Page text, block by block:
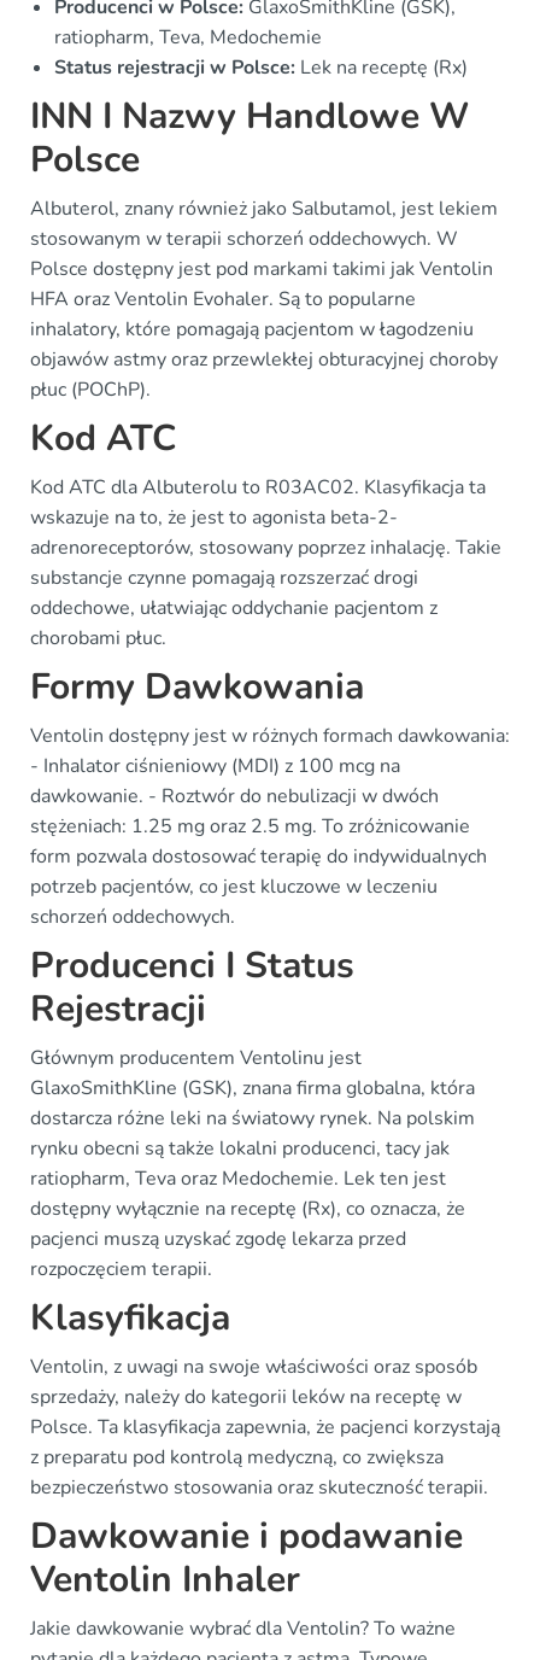
Producenci w Polsce: GlaxoSmithKline (GSK),
ratiopharm, Teva, Medochemie
Status rejestracji w Polsce: Lek na receptę (Rx)
INN I Nazwy Handlowe W
Polsce
Albuterol, znany również jako Salbutamol, jest lekiem
stosowanym w terapii schorzeń oddechowych. W
Polsce dostępny jest pod markami takimi jak Ventolin
HFA oraz Ventolin Evohaler. Są to popularne
inhalatory, które pomagają pacjentom w łagodzeniu
objawów astmy oraz przewlekłej obturacyjnej choroby
płuc (POChP).
Kod ATC
Kod ATC dla Albuterolu to R03AC02. Klasyfikacja ta
wskazuje na to, że jest to agonista beta-2-
adrenoreceptorów, stosowany poprzez inhalację. Takie
substancje czynne pomagają rozszerzać drogi
oddechowe, ułatwiając oddychanie pacjentom z
chorobami płuc.
Formy Dawkowania
Ventolin dostępny jest w różnych formach dawkowania:
- Inhalator ciśnieniowy (MDI) z 100 mcg na
dawkowanie. - Roztwór do nebulizacji w dwóch
stężeniach: 1.25 mg oraz 2.5 mg. To zróżnicowanie
form pozwala dostosować terapię do indywidualnych
potrzeb pacjentów, co jest kluczowe w leczeniu
schorzeń oddechowych.
Producenci I Status
Rejestracji
Głównym producentem Ventolinu jest
GlaxoSmithKline (GSK), znana firma globalna, która
dostarcza różne leki na światowy rynek. Na polskim
rynku obecni są także lokalni producenci, tacy jak
ratiopharm, Teva oraz Medochemie. Lek ten jest
dostępny wyłącznie na receptę (Rx), co oznacza, że
pacjenci muszą uzyskać zgodę lekarza przed
rozpoczęciem terapii.
Klasyfikacja
Ventolin, z uwagi na swoje właściwości oraz sposób
sprzedaży, należy do kategorii leków na receptę w
Polsce. Ta klasyfikacja zapewnia, że pacjenci korzystają
z preparatu pod kontrolą medyczną, co zwiększa
bezpieczeństwo stosowania oraz skuteczność terapii.
Dawkowanie i podawanie
Ventolin Inhaler
Jakie dawkowanie wybrać dla Ventolin? To ważne